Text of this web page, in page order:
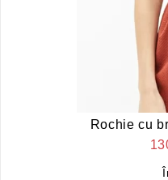
Rochie cu